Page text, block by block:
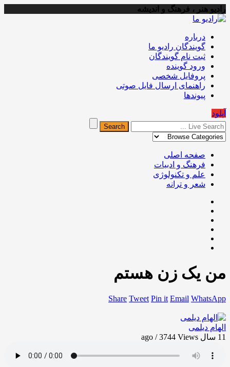
رادیو هنر ، فرهنگ و اندیشه
درباره
گویندگان رادیو ما
ثبت نام گویندگان
ورود گوینده
پروفایل شخصی
راهنمای ارسال فایل صوتی
پیوندها
آپلود
صفحه اصلی
فرهنگ و ادبیات
علم و تکنولوژی
شعر و ترانه
من یک زن هستم
Share Tweet Pin it Email WhatsApp
الهام دیلمی
11 سال ago / 3744
Views